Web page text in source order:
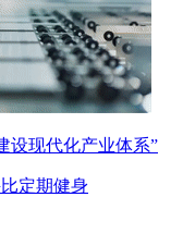
设现代化产业体系”
定期健身